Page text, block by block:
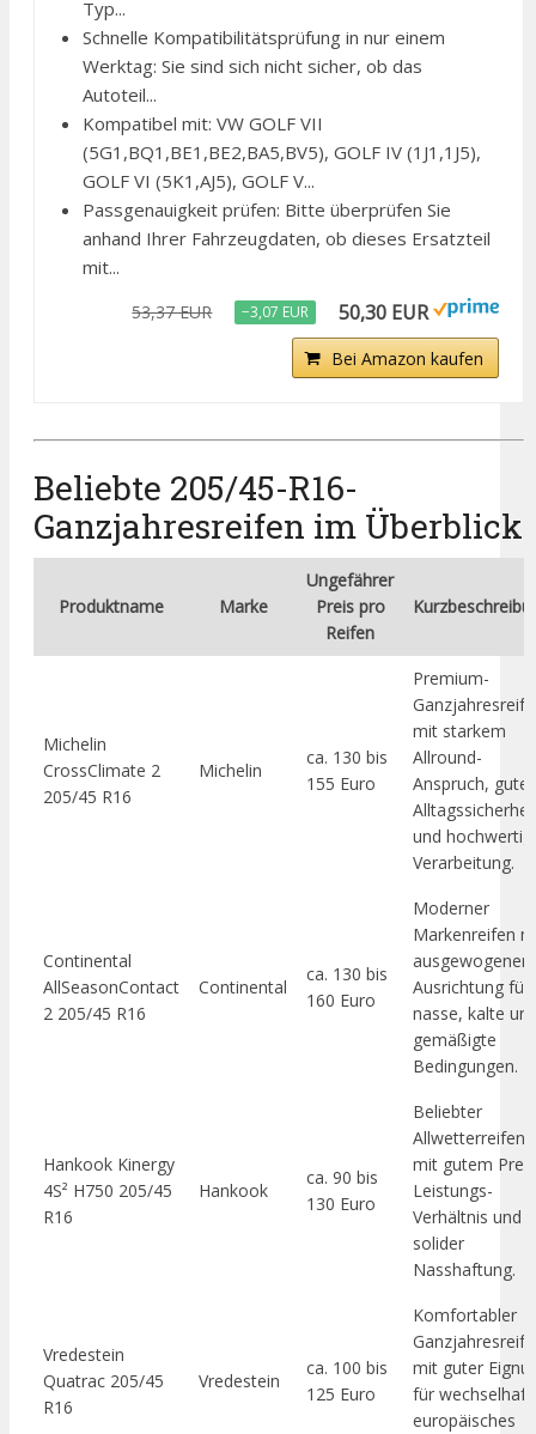
Typ...
Schnelle Kompatibilitätsprüfung in nur einem
Werktag: Sie sind sich nicht sicher, ob das
Autoteil...
Kompatibel mit: VW GOLF VII
(5G1,BQ1,BE1,BE2,BA5,BV5), GOLF IV (1J1,1J5),
GOLF VI (5K1,AJ5), GOLF V...
Passgenauigkeit prüfen: Bitte überprüfen Sie
anhand Ihrer Fahrzeugdaten, ob dieses Ersatzteil
mit...
53,37 EUR −3,07 EUR 50,30 EUR
Bei Amazon kaufen
Beliebte 205/45-R16-
Ganzjahresreifen im Überblick
Produktname Marke
Ungefährer
Preis pro
Reifen
Michelin
CrossClimate 2
205/45 R16
Michelin
ca. 130 bis
155 Euro
Premium-
mit starkem
Allround-
Anspruch, guter
und
Verarbeitung.
Continental
AllSeasonContact
2 205/45 R16
Continental
ca. 130 bis
160 Euro
Moderner
Markenreifen
ausgewogener
Ausrichtung für
nasse, kalte
gemäßigte
Bedingungen.
Hankook Kinergy
4S² H750 205/45
R16
Hankook
ca. 90 bis
130 Euro
Beliebter
Allwetterreifen
mit gutem
Leistungs-
Verhältnis und
solider
Nasshaftung.
Vredestein
Quatrac 205/45
R16
Vredestein
ca. 100 bis
125 Euro
Komfortabler
mit guter
für
europäisches